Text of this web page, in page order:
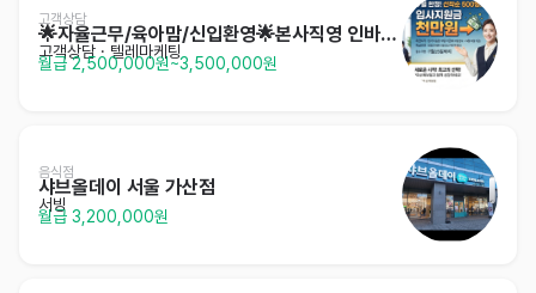
고객상담
🌟자율근무/육아맘/신입환영🌟본사직영 인바운드상담
고객상담 · 텔레마케팅
월급 2,500,000원~3,500,000원
음식점
샤브올데이 서울 가산점
서빙
월급 3,200,000원